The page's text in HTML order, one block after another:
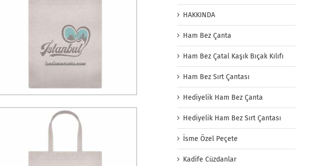
HAKKINDA
Ham Bez Çanta
Ham Bez Çatal Kaşık Bıçak Kılıfı
Ham Bez Sırt Çantası
Hediyelik Ham Bez Çanta
Hediyelik Ham Bez Sırt Çantası
İsme Özel Peçete
Kadife Cüzdanlar